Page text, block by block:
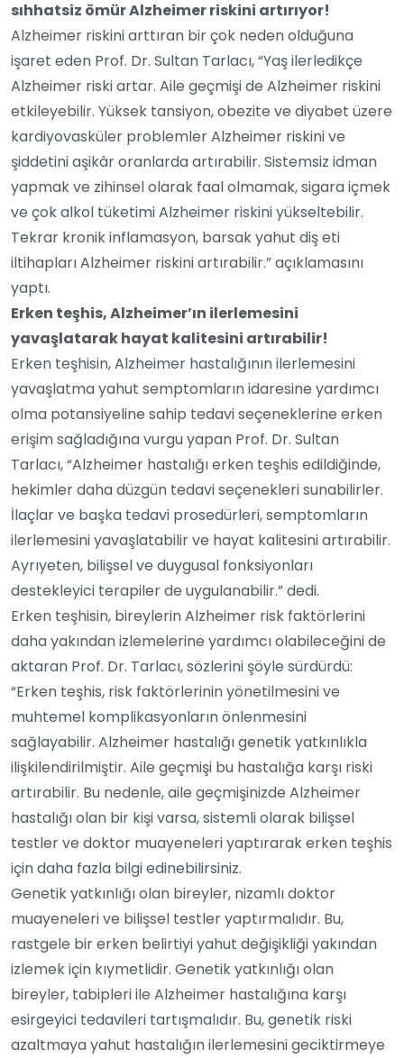
sıhhatsiz ömür Alzheimer riskini artırıyor!
Alzheimer riskini arttıran bir çok neden olduğuna
işaret eden Prof. Dr. Sultan Tarlacı, “Yaş ilerledikçe
Alzheimer riski artar. Aile geçmişi de Alzheimer riskini
etkileyebilir. Yüksek tansiyon, obezite ve diyabet üzere
kardiyovasküler problemler Alzheimer riskini ve
şiddetini aşikâr oranlarda artırabilir. Sistemsiz idman
yapmak ve zihinsel olarak faal olmamak, sigara içmek
ve çok alkol tüketimi Alzheimer riskini yükseltebilir.
Tekrar kronik inflamasyon, barsak yahut diş eti
iltihapları Alzheimer riskini artırabilir.” açıklamasını
yaptı.
Erken teşhis, Alzheimer’ın ilerlemesini
yavaşlatarak hayat kalitesini artırabilir!
Erken teşhisin, Alzheimer hastalığının ilerlemesini
yavaşlatma yahut semptomların idaresine yardımcı
olma potansiyeline sahip tedavi seçeneklerine erken
erişim sağladığına vurgu yapan Prof. Dr. Sultan
Tarlacı, “Alzheimer hastalığı erken teşhis edildiğinde,
hekimler daha düzgün tedavi seçenekleri sunabilirler.
İlaçlar ve başka tedavi prosedürleri, semptomların
ilerlemesini yavaşlatabilir ve hayat kalitesini artırabilir.
Ayrıyeten, bilişsel ve duygusal fonksiyonları
destekleyici terapiler de uygulanabilir.” dedi.
Erken teşhisin, bireylerin Alzheimer risk faktörlerini
daha yakından izlemelerine yardımcı olabileceğini de
aktaran Prof. Dr. Tarlacı, sözlerini şöyle sürdürdü:
“Erken teşhis, risk faktörlerinin yönetilmesini ve
muhtemel komplikasyonların önlenmesini
sağlayabilir. Alzheimer hastalığı genetik yatkınlıkla
ilişkilendirilmiştir. Aile geçmişi bu hastalığa karşı riski
artırabilir. Bu nedenle, aile geçmişinizde Alzheimer
hastalığı olan bir kişi varsa, sistemli olarak bilişsel
testler ve doktor muayeneleri yaptırarak erken teşhis
için daha fazla bilgi edinebilirsiniz.
Genetik yatkınlığı olan bireyler, nizamlı doktor
muayeneleri ve bilişsel testler yaptırmalıdır. Bu,
rastgele bir erken belirtiyi yahut değişikliği yakından
izlemek için kıymetlidir. Genetik yatkınlığı olan
bireyler, tabipleri ile Alzheimer hastalığına karşı
esirgeyici tedavileri tartışmalıdır. Bu, genetik riski
azaltmaya yahut hastalığın ilerlemesini geciktirmeye